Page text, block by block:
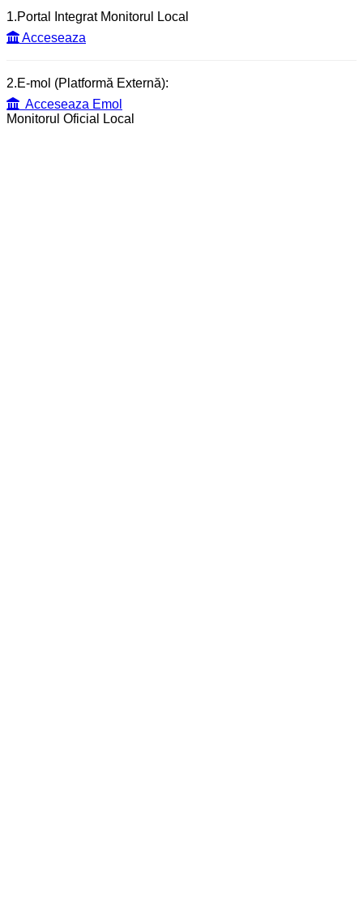
1.Portal Integrat Monitorul Local
Acceseaza
2.E-mol (Platformă Externă):
Acceseaza Emol
Monitorul Oficial Local